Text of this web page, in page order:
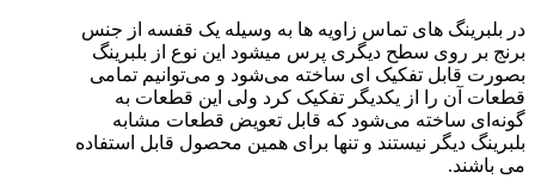
در بلبرینگ های تماس زاویه ها به وسیله یک قفسه از جنس
برنج بر روی سطح دیگری پرس میشود این نوع از بلبرینگ
بصورت قابل تفکیک ای ساخته می‌شود و می‌توانیم تمامی
قطعات آن را از یکدیگر تفکیک کرد ولی این قطعات به
گونه‌ای ساخته می‌شود که قابل تعویض قطعات مشابه
بلبرینگ دیگر نیستند و تنها برای همین محصول قابل استفاده
می باشند.